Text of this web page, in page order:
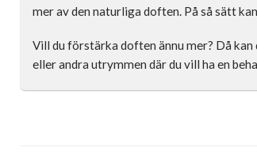
mer av den naturliga doften. På så sätt
Vill du förstärka doften ännu mer? Då kan
eller andra utrymmen där du vill ha en